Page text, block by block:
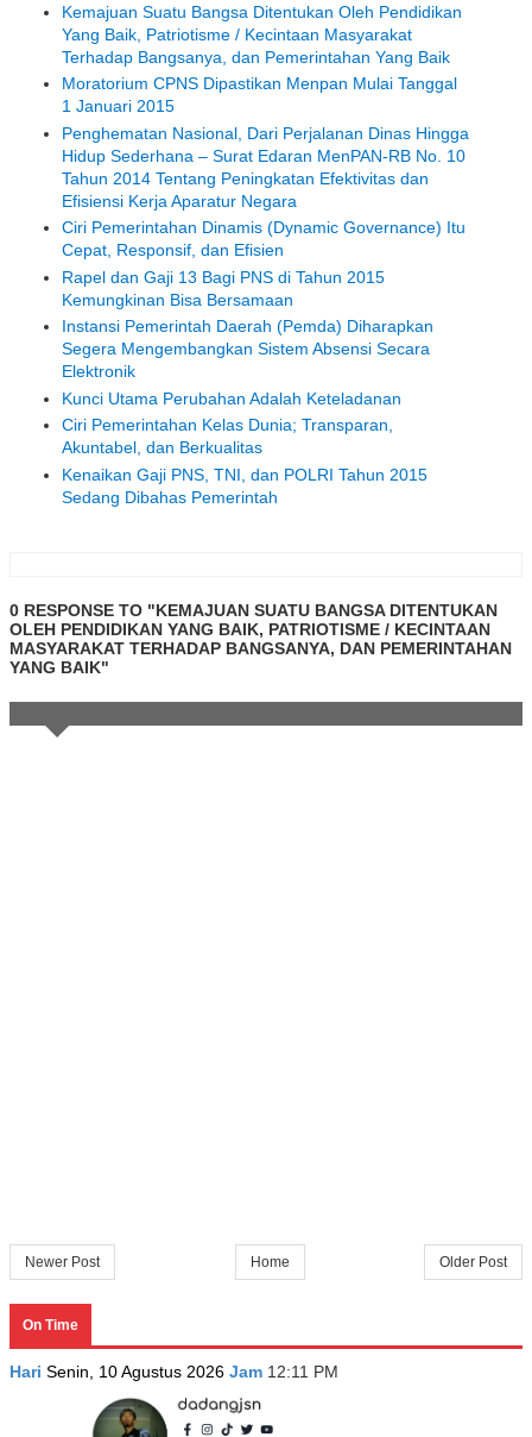
Kemajuan Suatu Bangsa Ditentukan Oleh Pendidikan
Yang Baik, Patriotisme / Kecintaan Masyarakat
Terhadap Bangsanya, dan Pemerintahan Yang Baik
Moratorium CPNS Dipastikan Menpan Mulai Tanggal
1 Januari 2015
Penghematan Nasional, Dari Perjalanan Dinas Hingga
Hidup Sederhana – Surat Edaran MenPAN-RB No. 10
Tahun 2014 Tentang Peningkatan Efektivitas dan
Efisiensi Kerja Aparatur Negara
Ciri Pemerintahan Dinamis (Dynamic Governance) Itu
Cepat, Responsif, dan Efisien
Rapel dan Gaji 13 Bagi PNS di Tahun 2015
Kemungkinan Bisa Bersamaan
Instansi Pemerintah Daerah (Pemda) Diharapkan
Segera Mengembangkan Sistem Absensi Secara
Elektronik
Kunci Utama Perubahan Adalah Keteladanan
Ciri Pemerintahan Kelas Dunia; Transparan,
Akuntabel, dan Berkualitas
Kenaikan Gaji PNS, TNI, dan POLRI Tahun 2015
Sedang Dibahas Pemerintah
0 RESPONSE TO "KEMAJUAN SUATU BANGSA DITENTUKAN
OLEH PENDIDIKAN YANG BAIK, PATRIOTISME / KECINTAAN
MASYARAKAT TERHADAP BANGSANYA, DAN PEMERINTAHAN
YANG BAIK"
Newer Post Older Post
Home
On Time
Hari Senin, 10 Agustus 2026 Jam 12:11 PM